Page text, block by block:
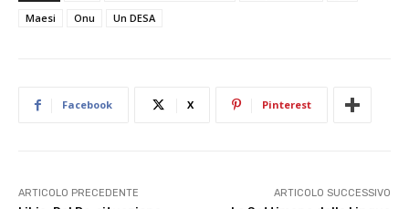
Maesi
Onu Un DESA
Facebook X Pinterest
ARTICOLO PRECEDENTE ARTICOLO SUCCESSIVO